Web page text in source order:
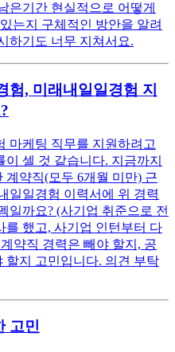
은기간 현실적으로 어떻게
는지 구체적인 방안을 알려
하기도 너무 지쳐서요.
험, 미래내일일경험 지
마케팅 직무를 지원하려고
셀 것 같습니다. 지금까지
계약직(모두 6개월 미만) 근
일일경험 이력서에 위 경력
일까요? (사기업 취준으로 전
를 했고, 사기업 인턴부터 다
약직 경력은 빼야 할지, 공
할지 고민입니다. 의견 부탁
고민